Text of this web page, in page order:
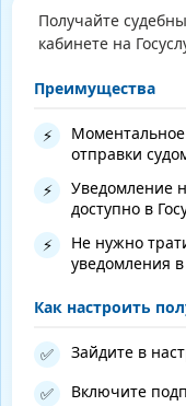
Получайте
кабинете на
Преимущества
⚡
отправки
⚡
Уведомление
доступно в
⚡
Не нужно
уведомления
Как настроить
✅ Зайдите в
✅ Включите